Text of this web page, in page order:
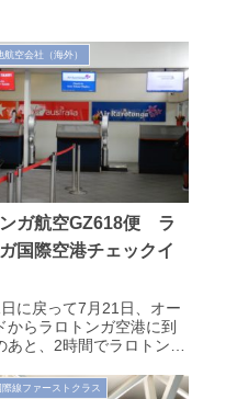
空会社（海外）
ガ航空GZ618便 ラ
国際空港チェックイ
に戻って7月21日、オー
からラロトンガ空港に到
あと、2時間でラロトンガ
線ファーストクラス